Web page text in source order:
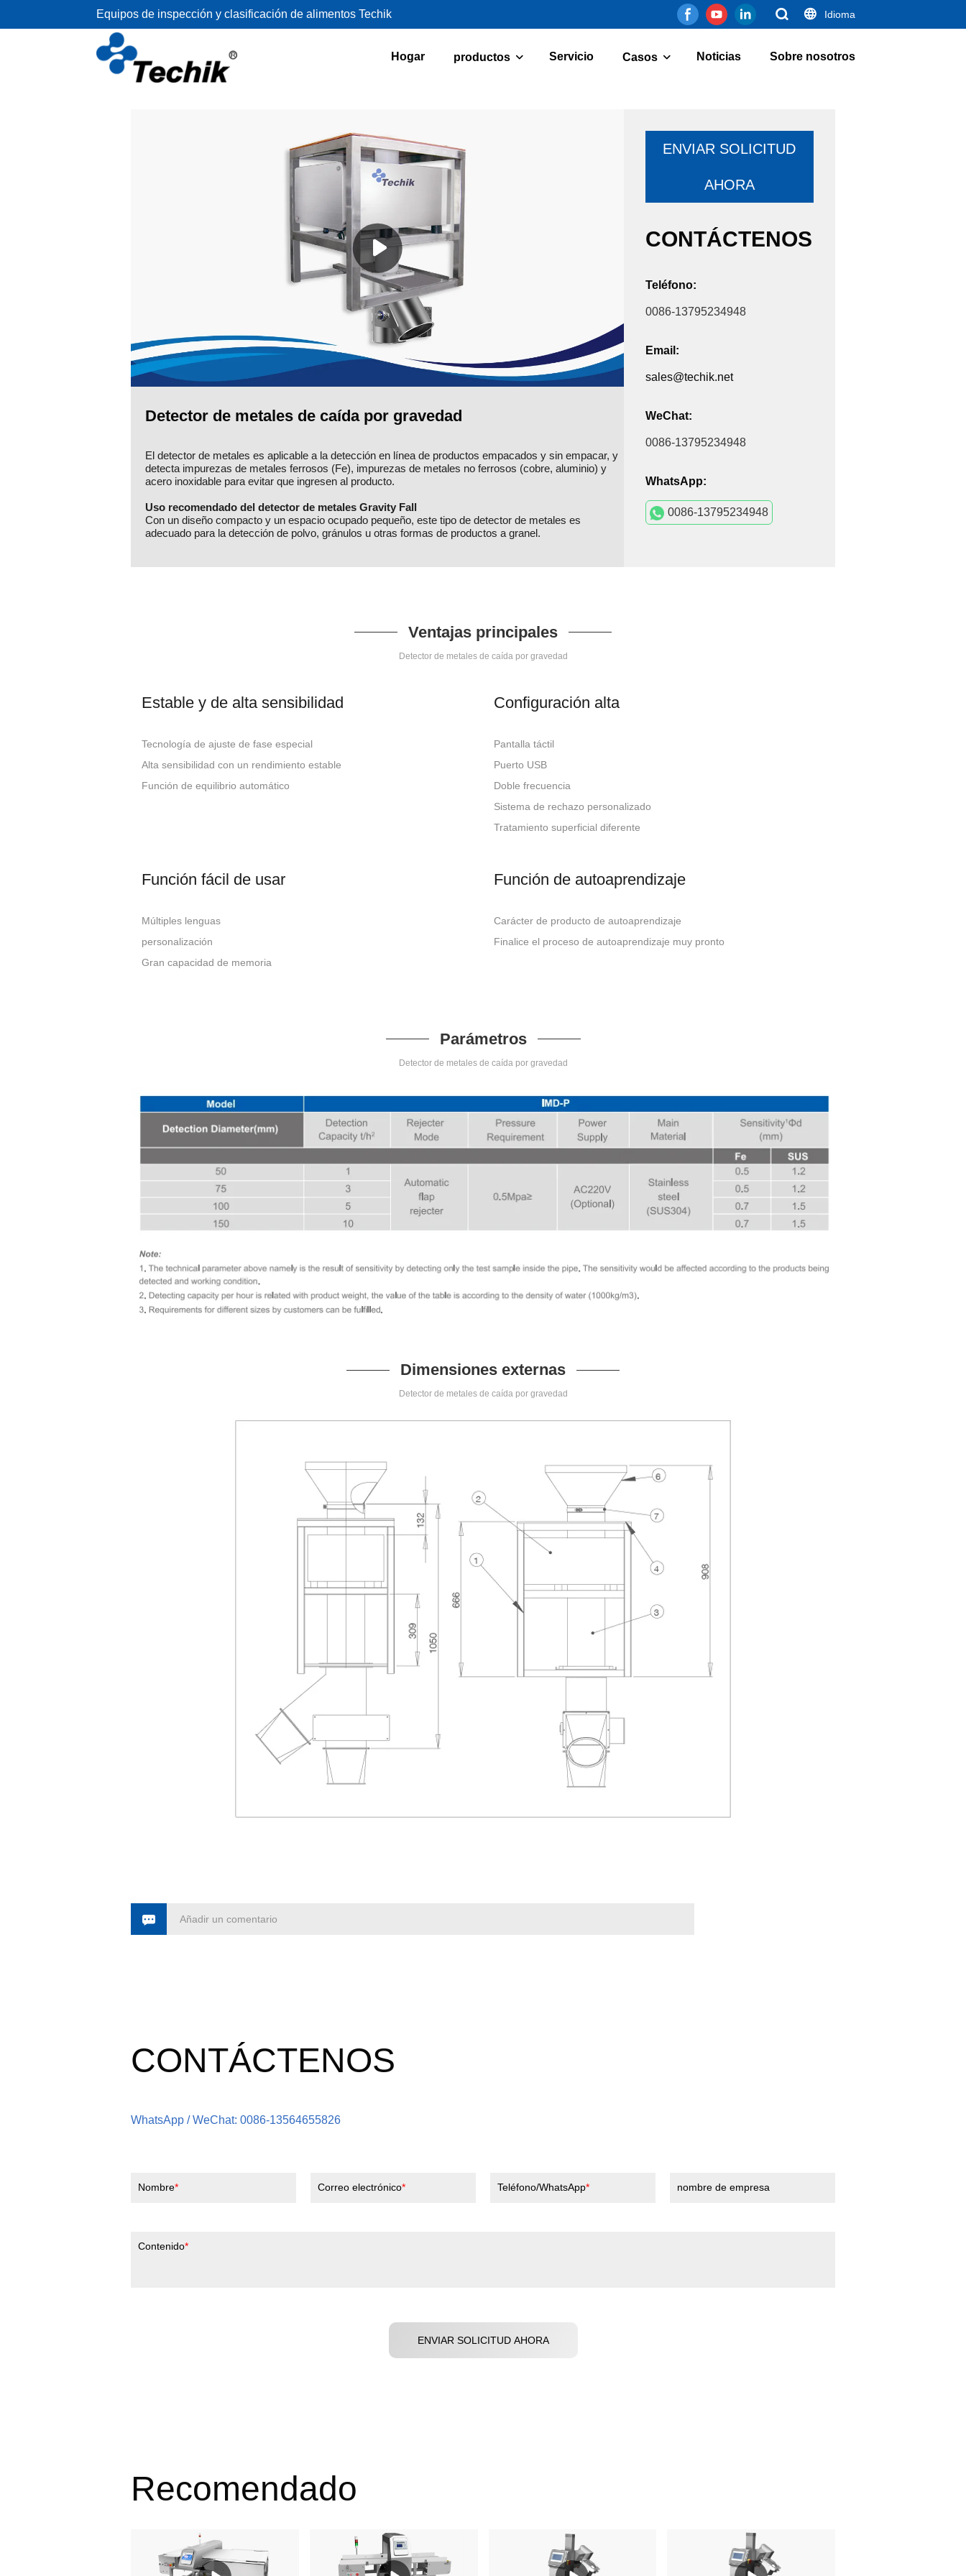
Equipos de inspección y clasificación de alimentos Techik Idioma
Hogar productos Servicio Casos Noticias Sobre nosotros
Detector de metales de caída por gravedad
El detector de metales es aplicable a la detección en línea de productos empacados y sin empacar, y
detecta impurezas de metales ferrosos (Fe), impurezas de metales no ferrosos (cobre, aluminio) y
acero inoxidable para evitar que ingresen al producto.
Uso recomendado del detector de metales Gravity Fall
Con un diseño compacto y un espacio ocupado pequeño, este tipo de detector de metales es
adecuado para la detección de polvo, gránulos u otras formas de productos a granel.
ENVIAR SOLICITUD
AHORA
CONTÁCTENOS
Teléfono:
0086-13795234948
Email:
sales@techik.net
WeChat:
0086-13795234948
WhatsApp:
0086-13795234948
Ventajas principales
Detector de metales de caída por gravedad
Estable y de alta sensibilidad
Tecnología de ajuste de fase especial
Alta sensibilidad con un rendimiento estable
Función de equilibrio automático
Configuración alta
Pantalla táctil
Puerto USB
Doble frecuencia
Sistema de rechazo personalizado
Tratamiento superficial diferente
Función fácil de usar
Múltiples lenguas
personalización
Gran capacidad de memoria
Función de autoaprendizaje
Carácter de producto de autoaprendizaje
Finalice el proceso de autoaprendizaje muy pronto
Parámetros
Detector de metales de caída por gravedad
Dimensiones externas
Detector de metales de caída por gravedad
Añadir un comentario
CONTÁCTENOS
WhatsApp / WeChat: 0086-13564655826
Nombre Correo electrónico Teléfono/WhatsApp nombre de empresa
Contenido
ENVIAR SOLICITUD AHORA
Recomendado